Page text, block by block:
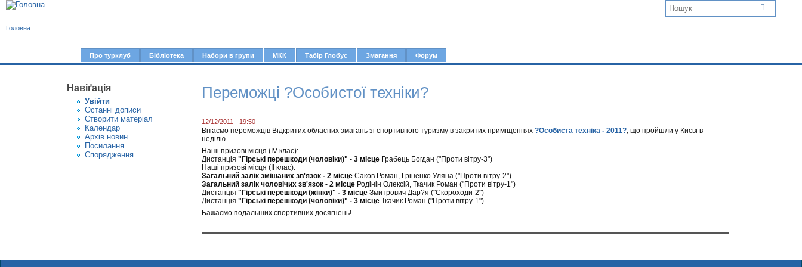
л
о
в
н
Про турклуб Бібліотека Набори в групи МКК Табір Глобус Змагання Форум
Головна
Навіґація
Увiйти
Останні дописи
Створити матерiал
Календар
Архів новин
Посилання
Спорядження
Переможці ?Особистої техніки?
12/12/2011 - 19:50
Вітаємо переможців Відкритих обласних змагань зі спортивного туризму в закритих приміщеннях ?Особиста техніка - 2011?, що пройшли у Києві в
неділю.
Наші призові місця (IV клас):
Дистанція "Гірські перешкоди (чоловіки)" - 3 місцеГрабець Богдан ("Проти вітру-3")
Наші призові місця (II клас):
Загальний залік змішаних зв'язок - 2 місцеСаков Роман, Гріненко Уляна ("Проти вітру-2")
Загальний залік чоловічих зв'язок - 2 місцеРодінін Олексій, Ткачик Роман ("Проти вітру-1")
Дистанція "Гірські перешкоди (жінки)" - 3 місцеЗмитрович Дар?я ("Скороходи-2")
Дистанція "Гірські перешкоди (чоловіки)" - 3 місцеТкачик Роман ("Проти вітру-1")
Бажаємо подальших спортивних досягнень!